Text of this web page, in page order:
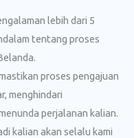
lebih dari 5
tentang proses
proses pengajuan
menghindari
perjalanan kalian.
kalian akan selalu kami